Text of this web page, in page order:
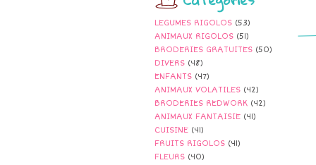
LEGUMES RIGOLOS (53)
ANIMAUX RIGOLOS (51)
BRODERIES GRATUITES (50)
DIVERS (48)
ENFANTS (47)
ANIMAUX VOLATILES (42)
BRODERIES REDWORK (42)
ANIMAUX FANTAISIE (41)
CUISINE (41)
FRUITS RIGOLOS (41)
FLEURS (40)